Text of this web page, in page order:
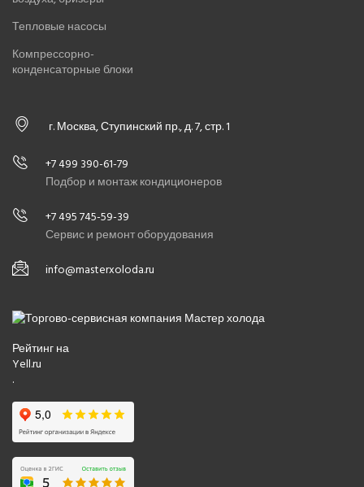
Тепловые насосы
Компрессорно-
конденсаторные блоки
г. Москва, Ступинский пр., д. 7, стр. 1
+7 499 390-61-79
Подбор и монтаж кондиционеров
+7 495 745-59-39
Сервис и ремонт оборудования
info@masterxoloda.ru
Рейтинг на
Yell.ru
.